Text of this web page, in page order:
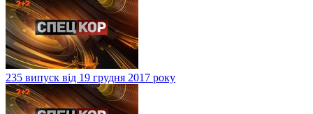
235 випуск від 19 грудня 2017 року